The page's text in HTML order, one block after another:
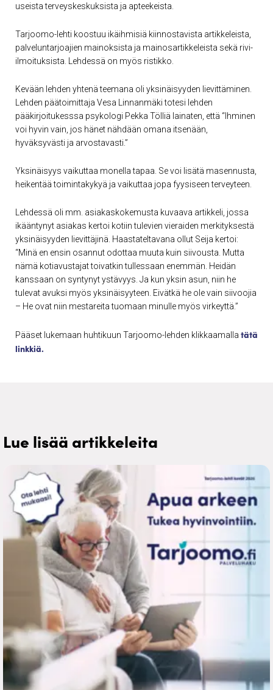
useista terveyskeskuksista ja apteekeista.
Tarjoomo-lehti koostuu ikäihmisiä kiinnostavista artikkeleista,
palveluntarjoajien mainoksista ja mainosartikkeleista sekä rivi-
ilmoituksista. Lehdessä on myös ristikko.
Kevään lehden yhtenä teemana oli yksinäisyyden lievittäminen.
Lehden päätoimittaja Vesa Linnanmäki totesi lehden
pääkirjoitukesssa psykologi Pekka Tölliä lainaten, että “Ihminen
voi hyvin vain, jos hänet nähdään omana itsenään,
hyväksyvästi ja arvostavasti.”
Yksinäisyys vaikuttaa monella tapaa. Se voi lisätä masennusta,
heikentää toimintakykyä ja vaikuttaa jopa fyysiseen terveyteen.
Lehdessä oli mm. asiakaskokemusta kuvaava artikkeli, jossa
ikääntynyt asiakas kertoi kotiin tulevien vieraiden merkityksestä
yksinäisyyden lievittäjinä. Haastateltavana ollut Seija kertoi:
“Minä en ensin osannut odottaa muuta kuin siivousta. Mutta
nämä kotiavustajat toivatkin tullessaan enemmän. Heidän
kanssaan on syntynyt ystävyys. Ja kun yksin asun, niin he
tulevat avuksi myös yksinäisyyteen. Eivätkä he ole vain siivoojia
– He ovat niin mestareita tuomaan minulle myös virkeyttä.”
Pääset lukemaan huhtikuun Tarjoomo-lehden klikkaamalla tätä
linkkiä.
Lue lisää artikkeleita